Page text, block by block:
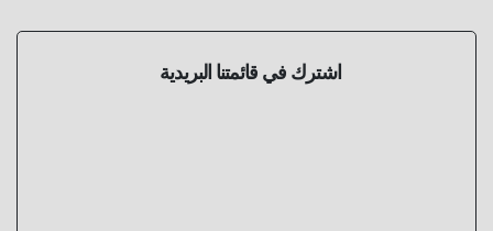
اشترك في قائمتنا البريدية